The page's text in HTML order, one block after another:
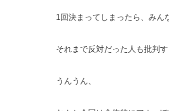
1回決まってしまったら、みん
それまで反対だった人も批判
うんうん、